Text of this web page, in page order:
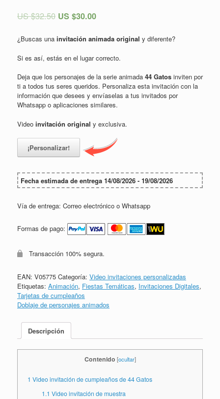
US $32.50 US $30.00
¿Buscas una invitación animada original y diferente?
Si es así, estás en el lugar correcto.
Deja que los personajes de la serie animada 44 Gatos inviten por
ti a todos tus seres queridos. Personaliza esta invitación con la
información que desees y envíaselas a tus invitados por
Whatsapp o aplicaciones similares.
Video invitación original y exclusiva.
¡Personalizar!
Fecha estimada de entrega 14/08/2026 - 19/08/2026
Vía de entrega: Correo electrónico o Whatsapp
Formas de pago:
Transacción 100% segura.
EAN: V05775 Categoría: Video invitaciones personalizadas
Etiquetas: Animación, Fiestas Temáticas, Invitaciones Digitales,
Tarjetas de cumpleaños
Doblaje de personajes animados
Descripción
Contenido [ocultar]
1 Video invitación de cumpleaños de 44 Gatos
1.1 Video invitación de muestra